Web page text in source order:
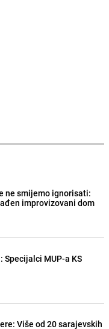
ne smijemo ignorisati:
improvizovani dom
Specijalci MUP-a KS
Više od 20 sarajevskih